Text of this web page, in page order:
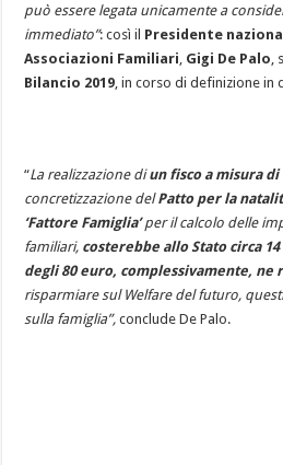
può essere legata unicamente a
immediato”:così il Presidente
Associazioni Familiari Gigi De Palo
Bilancio 2019 , in corso di definizione in
“La realizzazione diun fisco a misura
concretizzazione delPatto per la
‘Fattore Famiglia’per il calcolo delle
familiari, costerebbe allo Stato circa
degli 80 euro, complessivamente, ne
risparmiare sul Welfare del futuro,
sulla famiglia”,conclude De Palo.